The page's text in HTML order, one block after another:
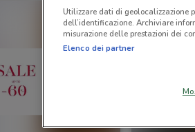
Utilizzare dati di geolocalizzazione
dell’identificazione. Archiviare
misurazione delle prestazioni dei
Elenco dei partner